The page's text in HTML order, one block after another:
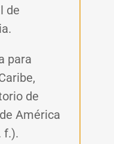
de
para
de
América
f.).